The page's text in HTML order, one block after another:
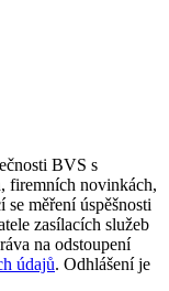
Schwachstellen
für die
Hersteller oder
in Form von
BVS s
firemních novinkách,
měření úspěšnosti
zasílacích služeb
na odstoupení
údajů. Odhlášení je